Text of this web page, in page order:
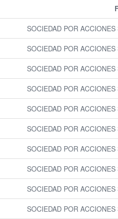
SOCIEDAD POR
SOCIEDAD POR
SOCIEDAD POR
SOCIEDAD POR
SOCIEDAD POR
SOCIEDAD POR
SOCIEDAD POR
SOCIEDAD POR
SOCIEDAD POR
SOCIEDAD POR